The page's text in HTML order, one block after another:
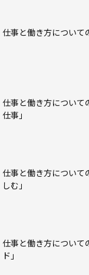
仕事と働き方について
仕事と働き方について
仕事」
仕事と働き方について
しむ」
仕事と働き方について
ド」